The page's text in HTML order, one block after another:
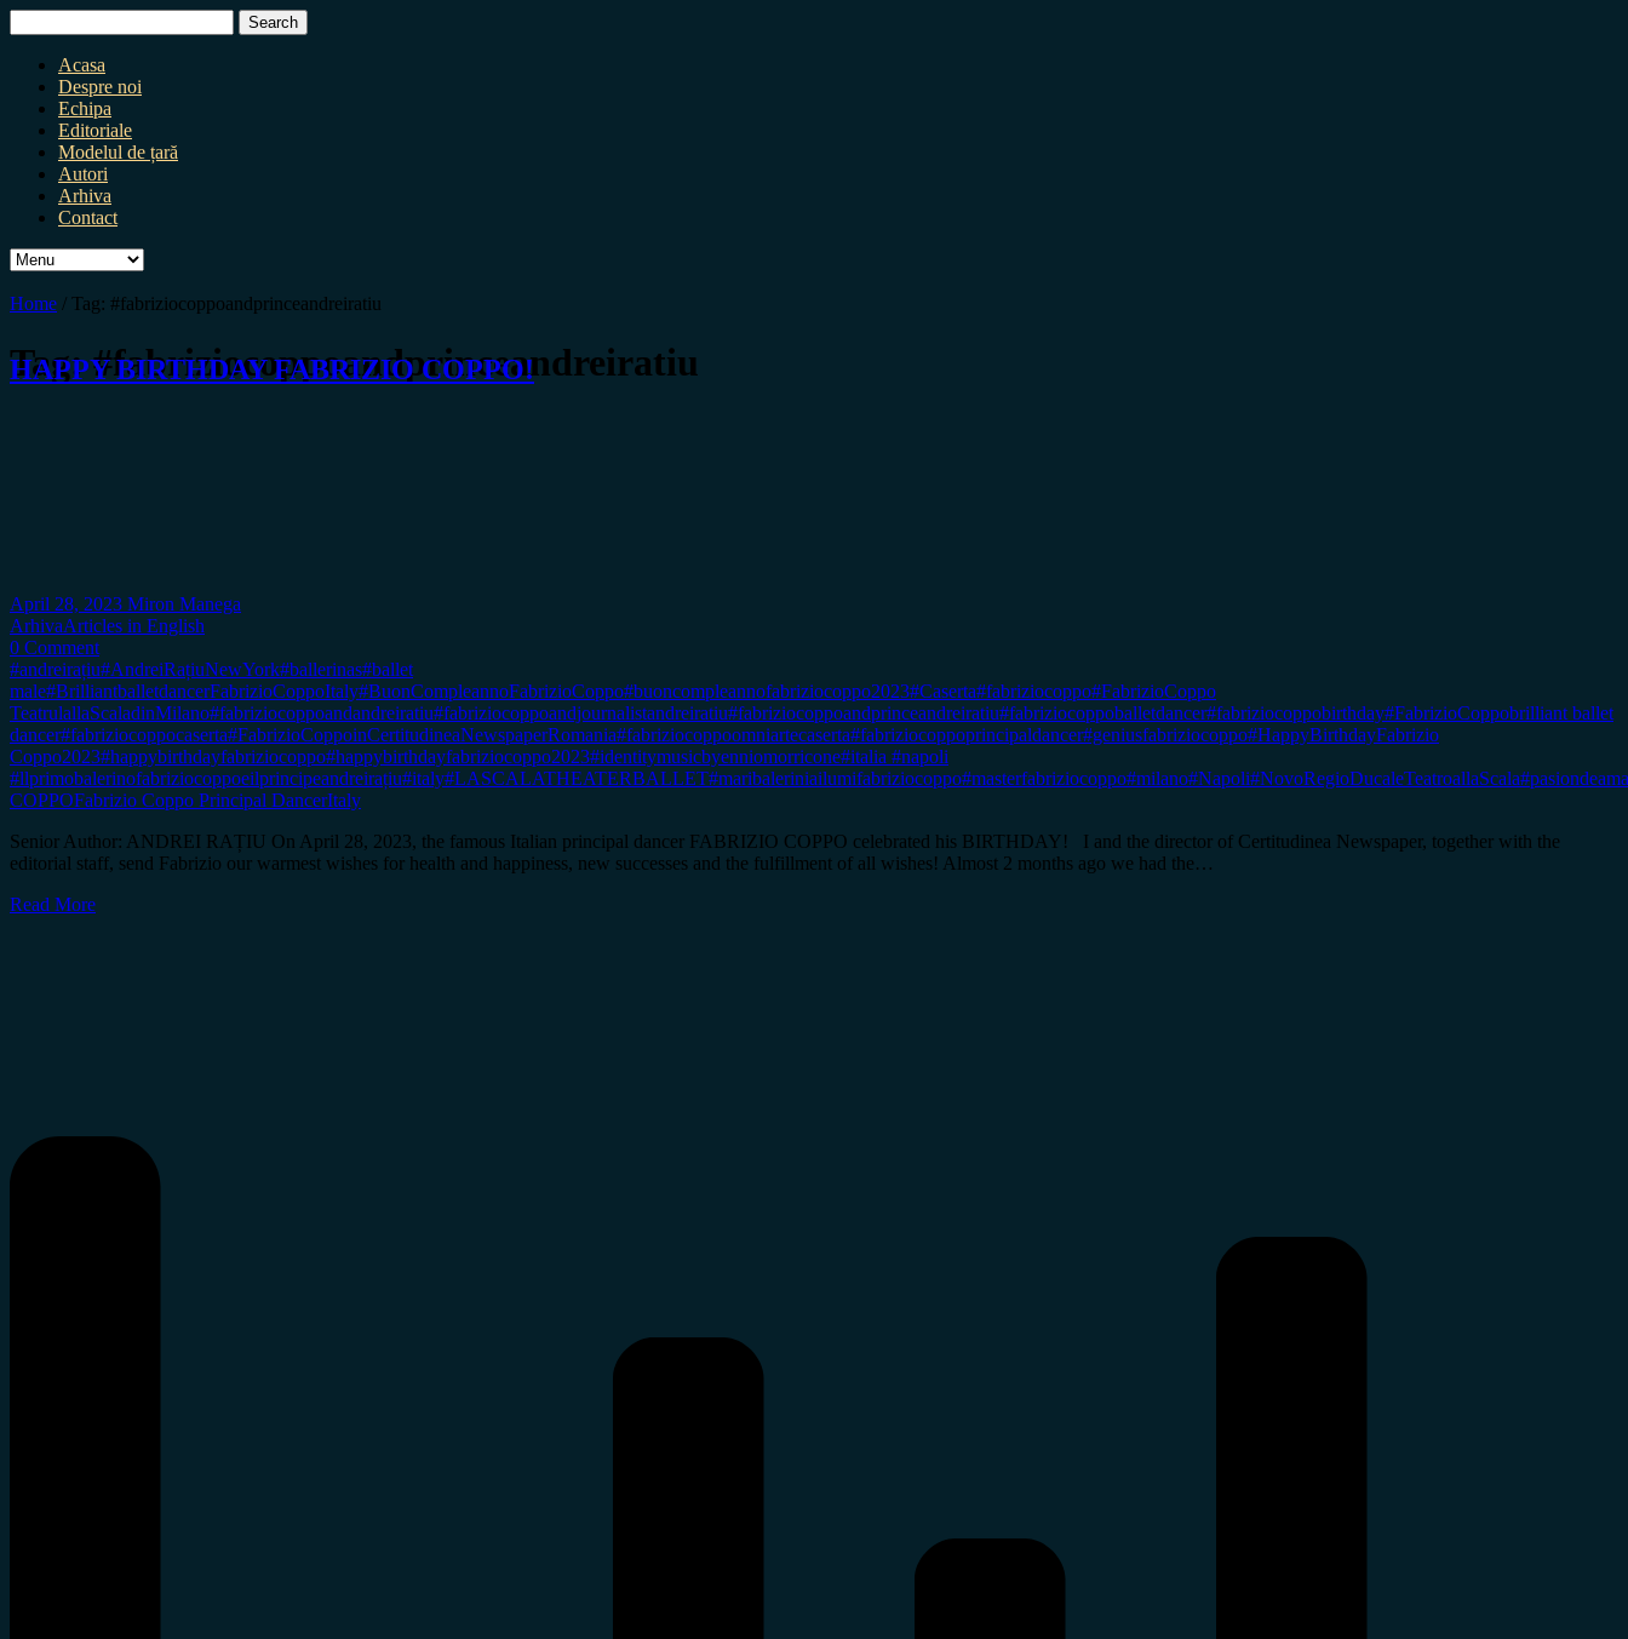
for:
Acasa
Despre noi
Echipa
Editoriale
Modelul de țară
Autori
Arhiva
Contact
Home / Tag: #fabriziocoppoandprinceandreiratiu
Tag:#fabriziocoppoandprinceandreiratiu
HAPPY BIRTHDAY FABRIZIO COPPO!
April 28, 2023 Miron Manega
ArhivaArticles in English
0 Comment
#andreirațiu#AndreiRațiuNewYork#ballerinas#ballet
male#BrilliantballetdancerFabrizioCoppoItaly#BuonCompleannoFabrizioCoppo#buoncompleannofabriziocoppo2023#Caserta#fabriziocoppo#FabrizioCoppo
TeatrulallaScaladinMilano#fabriziocoppoandandreiratiu#fabriziocoppoandjournalistandreiratiu#fabriziocoppoandprinceandreiratiu#fabriziocoppoballetdancer#fabriziocoppobirthday#FabrizioCoppobrilliant ballet
dancer#fabriziocoppocaserta#FabrizioCoppoinCertitudineaNewspaperRomania#fabriziocoppoomniartecaserta#fabriziocoppoprincipaldancer#geniusfabriziocoppo#HappyBirthdayFabrizio
Coppo2023#happybirthdayfabriziocoppo#happybirthdayfabriziocoppo2023#identitymusicbyenniomorricone#italia #napoli
#llprimobalerinofabriziocoppoeilprincipeandreirațiu#italy#LASCALATHEATERBALLET#maribaleriniailumifabriziocoppo#masterfabriziocoppo#milano#Napoli#NovoRegioDucaleTeatroallaScala
COPPOFabrizio Coppo Principal DancerItaly
Senior Author: ANDREI RAȚIU On April 28, 2023, the famous Italian principal dancer FABRIZIO COPPO celebrated his BIRTHDAY! I and the director of Certitudinea Newspaper, together with the
editorial staff, send Fabrizio our warmest wishes for health and happiness, new successes and the fulfillment of all wishes! Almost 2 months ago we had the…
Read More